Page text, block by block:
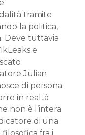
tramite
la politica,
Deve tuttavia
e
Julian
di persona.
in realtà
non è l’intera
di una
fra i